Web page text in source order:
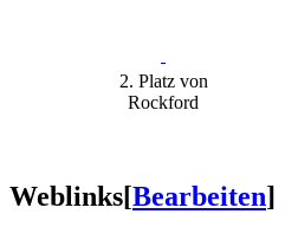
2. Platz von
Rockford
Weblinks[Bearbeiten]